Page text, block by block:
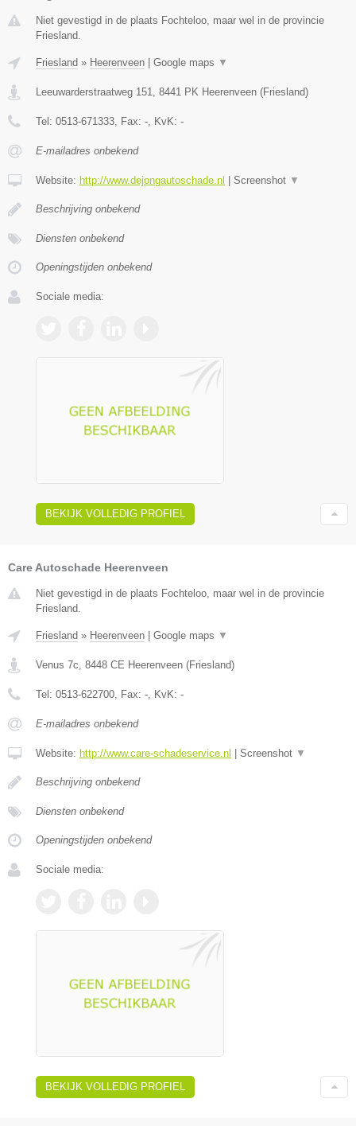
Niet gevestigd in de plaats Fochteloo, maar wel in de provincie
Friesland.
Friesland » Heerenveen Google maps ▼
Leeuwarderstraatweg 151, 8441 PK Heerenveen (Friesland)
Tel: 0513-671333, Fax: -, KvK: -
E-mailadres onbekend
Website: http://www.dejongautoschade.nl Screenshot ▼
Beschrijving onbekend
Diensten onbekend
Openingstijden onbekend
Sociale media:
BEKIJK VOLLEDIG PROFIEL
Care Autoschade Heerenveen
Niet gevestigd in de plaats Fochteloo, maar wel in de provincie
Friesland.
Friesland » Heerenveen Google maps ▼
Venus 7c, 8448 CE Heerenveen (Friesland)
Tel: 0513-622700, Fax: -, KvK: -
E-mailadres onbekend
Website: http://www.care-schadeservice.nl Screenshot ▼
Beschrijving onbekend
Diensten onbekend
Openingstijden onbekend
Sociale media:
BEKIJK VOLLEDIG PROFIEL